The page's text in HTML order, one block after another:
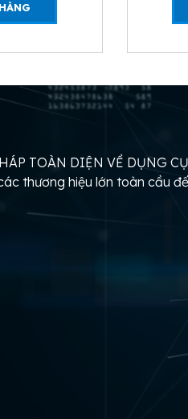
TOÀN DIỆN VỀ DỤNG CỤ
thương hiệu lớn toàn cầu